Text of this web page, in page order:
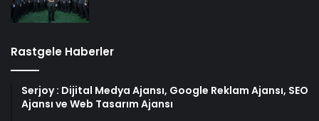
Rastgele Haberler
Serjoy : Dijital Medya Ajansı, Google Reklam Ajansı, SEO
Ajansı ve Web Tasarım Ajansı